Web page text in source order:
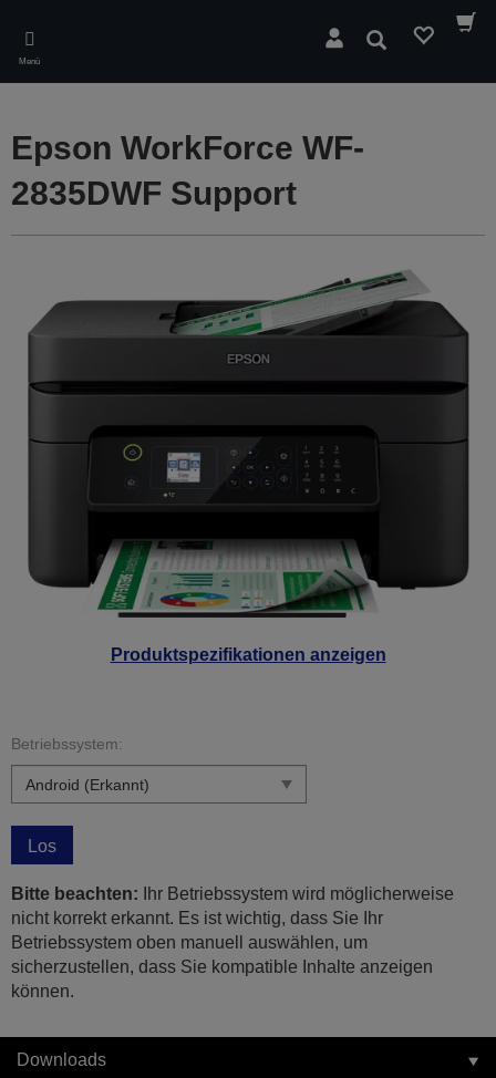
main
content
Menü
Suchen
Produktspezifikationen anzeigen
Epson WorkForce WF-
2835DWF Support
Betriebssystem:
Los
Bitte beachten: Ihr Betriebssystem wird möglicherweise
nicht korrekt erkannt. Es ist wichtig, dass Sie Ihr
Betriebssystem oben manuell auswählen, um
sicherzustellen, dass Sie kompatible Inhalte anzeigen
können.
Downloads